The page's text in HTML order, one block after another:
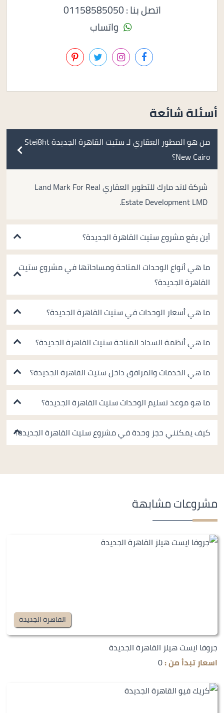
اتصل بنا : 01158585050
واتساب
أسئلة شائعة
من هو المطور العقاري لـ ستيت القاهرة الجديدة Stei8ht
New Cairo؟
شركة لاند مارك للتطوير العقاري Land Mark For Real
Estate Development LMD.
أين يقع مشروع ستيت القاهرة الجديدة؟
ما هي أنواع الوحدات المتاحة ومساحاتها في مشروع ستيت
القاهرة الجديدة؟
ما هي أسعار الوحدات في ستيت القاهرة الجديدة؟
ما هي أنظمة السداد المتاحة ستيت القاهرة الجديدة؟
ما هي الخدمات والمرافق داخل ستيت القاهرة الجديدة؟
ما هو موعد تسليم الوحدات ستيت القاهرة الجديدة؟
كيف يمكنني حجز وحدة في مشروع ستيت القاهرة الجديدة؟
مشروعات مشابهة
القاهرة الجديدة
جروفا ايست هيلز القاهرة الجديدة
اسعار تبدأ من :0